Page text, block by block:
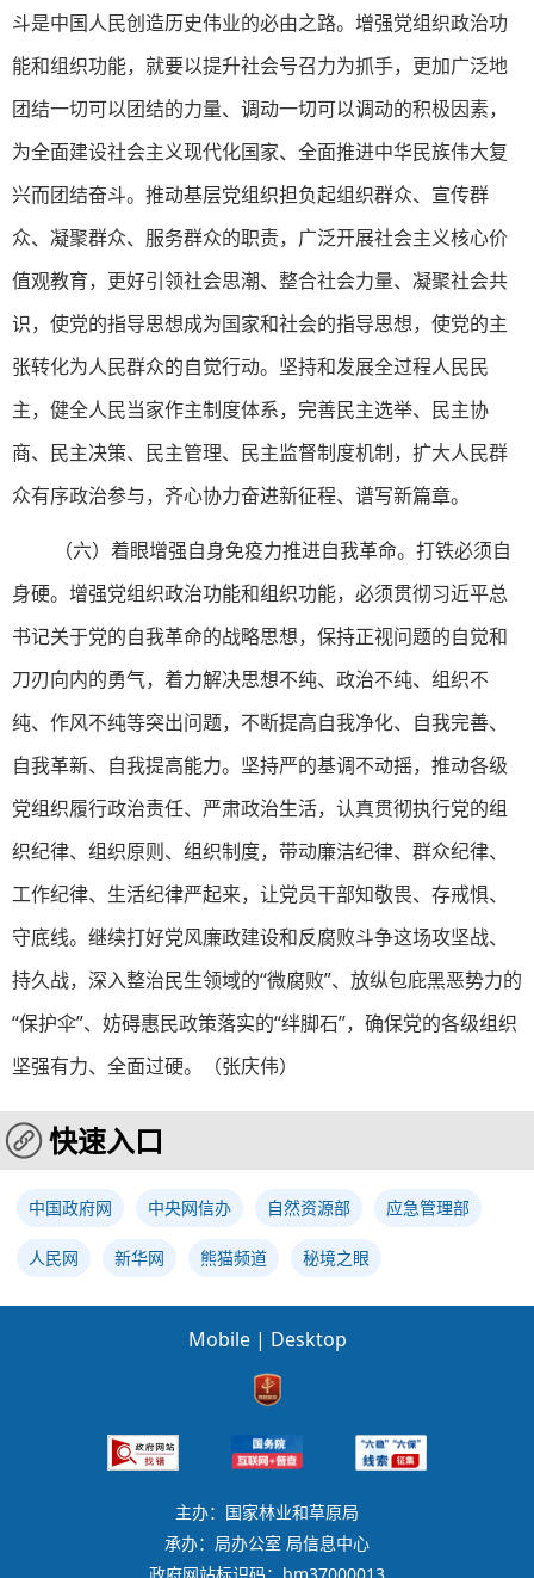
斗是中国人民创造历史伟业的必由之路。增强党组织政治功
能和组织功能，就要以提升社会号召力为抓手，更加广泛地
团结一切可以团结的力量、调动一切可以调动的积极因素，
为全面建设社会主义现代化国家、全面推进中华民族伟大复
兴而团结奋斗。推动基层党组织担负起组织群众、宣传群
众、凝聚群众、服务群众的职责，广泛开展社会主义核心价
值观教育，更好引领社会思潮、整合社会力量、凝聚社会共
识，使党的指导思想成为国家和社会的指导思想，使党的主
张转化为人民群众的自觉行动。坚持和发展全过程人民民
主，健全人民当家作主制度体系，完善民主选举、民主协
商、民主决策、民主管理、民主监督制度机制，扩大人民群
众有序政治参与，齐心协力奋进新征程、谱写新篇章。
（六）着眼增强自身免疫力推进自我革命。打铁必须自
身硬。增强党组织政治功能和组织功能，必须贯彻习近平总
书记关于党的自我革命的战略思想，保持正视问题的自觉和
刀刃向内的勇气，着力解决思想不纯、政治不纯、组织不
纯、作风不纯等突出问题，不断提高自我净化、自我完善、
自我革新、自我提高能力。坚持严的基调不动摇，推动各级
党组织履行政治责任、严肃政治生活，认真贯彻执行党的组
织纪律、组织原则、组织制度，带动廉洁纪律、群众纪律、
工作纪律、生活纪律严起来，让党员干部知敬畏、存戒惧、
守底线。继续打好党风廉政建设和反腐败斗争这场攻坚战、
持久战，深入整治民生领域的“微腐败”、放纵包庇黑恶势力的
“保护伞”、妨碍惠民政策落实的“绊脚石”，确保党的各级组织
坚强有力、全面过硬。（张庆伟）
快速入口
中国政府网 中央网信办 自然资源部 应急管理部
人民网 新华网 熊猫频道 秘境之眼
Mobile | Desktop
主办：国家林业和草原局
承办：局办公室 局信息中心